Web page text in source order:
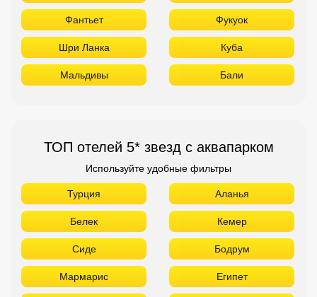
Фантьет Фукуок
Шри Ланка Куба
Мальдивы Бали
ТОП отелей 5* звезд с аквапарком
Используйте удобные фильтры
Турция Аланья
Белек Кемер
Сиде Бодрум
Мармарис Египет